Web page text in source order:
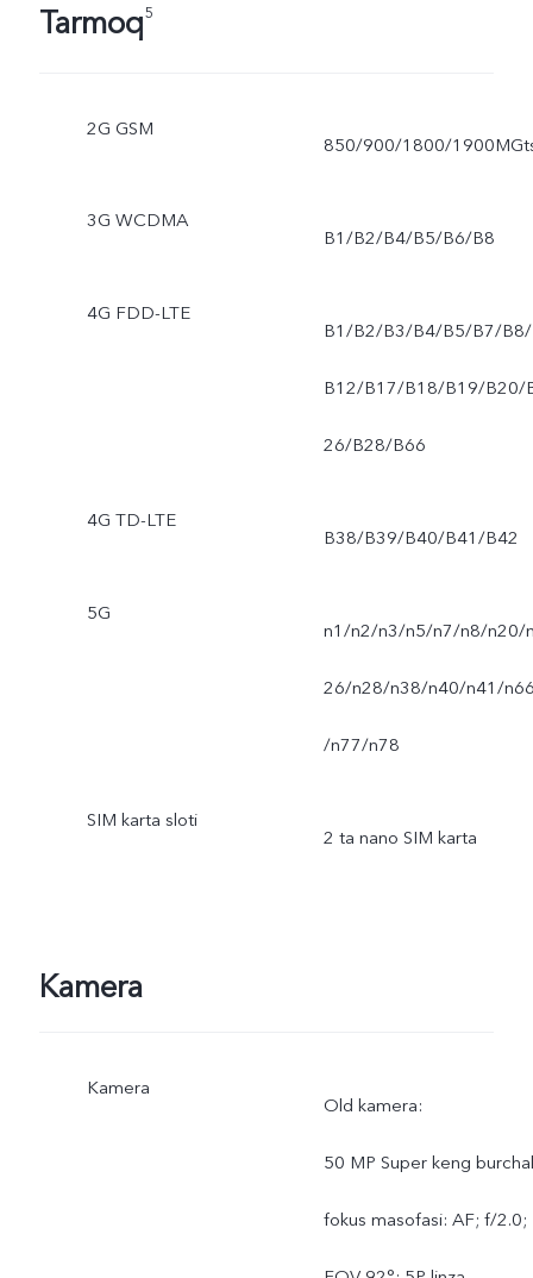
Tarmoq5
2G GSM
850/900/1800/
3G WCDMA
B1/B2/B4/B5/B6/B8
4G FDD-LTE
B1/B2/B3/B4/B5/B7/B8/
B12/B17/B18/B19/B20/
26/B28/B66
4G TD-LTE
B38/B39/B40/B41/B42
5G
n1/n2/n3/n5/n7/n8/n20/
26/n28/n38/n40/n41/
/n77/n78
SIM karta sloti
2 ta nano SIM karta
Kamera
Kamera
Old kamera:
50 MP Super keng
fokus masofasi: AF; f/2.0;